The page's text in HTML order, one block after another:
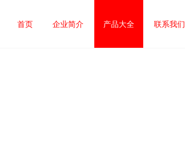
首页 企业简介 产品大全 联系我们